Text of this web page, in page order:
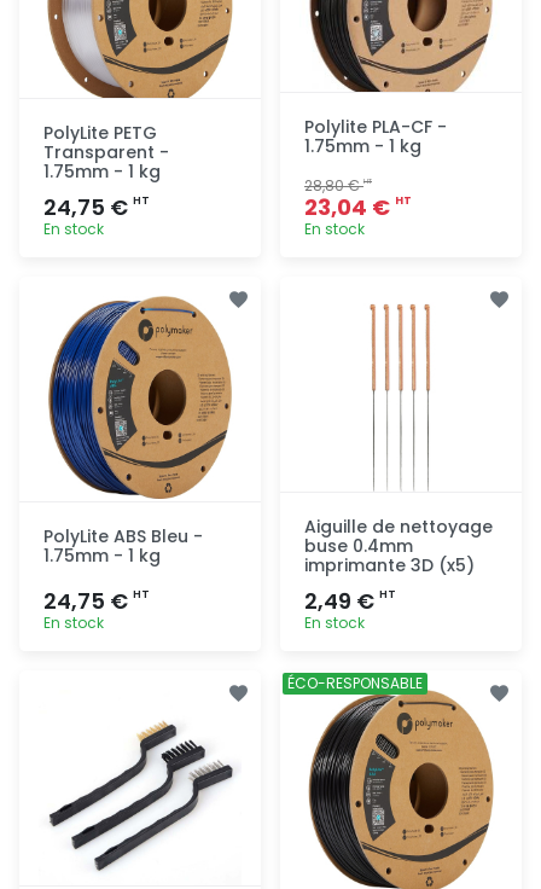
PolyLite PETG
Transparent -
1.75mm - 1 kg
24,75 € HT
En stock
rapide
Polylite PLA-CF -
1.75mm - 1 kg
28,80 €HT
23,04 € HT
En stock
rapide
PolyLite ABS Bleu -
1.75mm - 1 kg
24,75 € HT
En stock
Aiguille de nettoyage
buse 0.4mm
imprimante 3D (x5)
2,49 € HT
En stock
Ajout
rapide
ÉCO-RESPONSABLE